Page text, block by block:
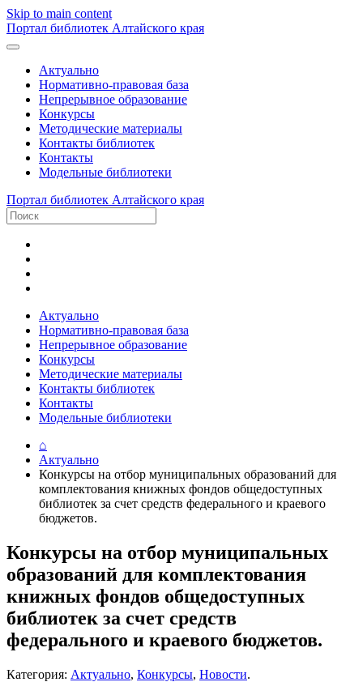
Skip to main content
Портал библиотек Алтайского края
Актуально
Нормативно-правовая база
Непрерывное образование
Конкурсы
Методические материалы
Контакты библиотек
Контакты
Модельные библиотеки
Портал библиотек Алтайского края
Актуально
Нормативно-правовая база
Непрерывное образование
Конкурсы
Методические материалы
Контакты библиотек
Контакты
Модельные библиотеки
⌂
Актуально
Конкурсы на отбор муниципальных образований для
комплектования книжных фондов общедоступных
библиотек за счет средств федерального и краевого
бюджетов.
Конкурсы на отбор муниципальных
образований для комплектования
книжных фондов общедоступных
библиотек за счет средств
федерального и краевого бюджетов.
Категория: Актуально, Конкурсы, Новости.